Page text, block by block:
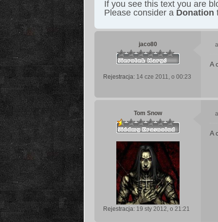
If you see this text you are
Please consider a Donation
jaco80
Rejestracja: 14 cze 2011, o 00:23
s
A
Tom Snow
Rejestracja: 19 sty 2012, o 21:21
s
A